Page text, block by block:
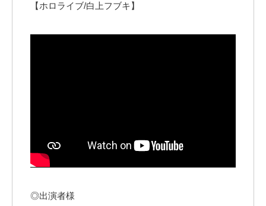
【ホロライブ/白上フブキ】
◎出演者様